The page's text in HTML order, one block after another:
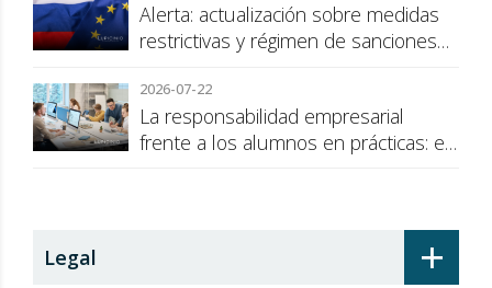
Alerta: actualización sobre medidas
restrictivas y régimen de sanciones
2026-07-22
La responsabilidad empresarial
frente a los alumnos en prácticas: el
+
Legal